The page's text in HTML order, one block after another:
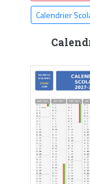
Calendrier